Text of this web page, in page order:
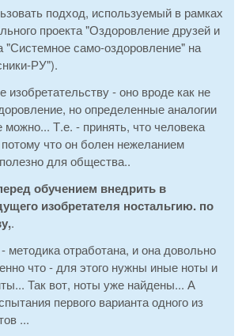
подход, используемый в рамках
проекта "Оздоровление друзей и
"Системное само-оздоровление" на
РУ").
изобретательству - оно вроде как не
но определенные аналогии
можно... Т.е. - принять, что человека
что он болен нежеланием
для общества..
обучением внедрить в
изобретателя ностальгию. по
.
методика отработана, и она довольно
что - для этого нужны иные ноты и
Так вот, ноты уже найдены... А
первого варианта одного из
...